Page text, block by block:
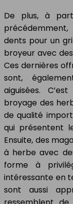
De plus, à
dents pour un
broyeur avec
Ces dernières
sont,
aiguisées.
broyage des
de qualité
qui présentent
Ensuite, des
à herbe avec
forme à
intéressante en
sont aussi